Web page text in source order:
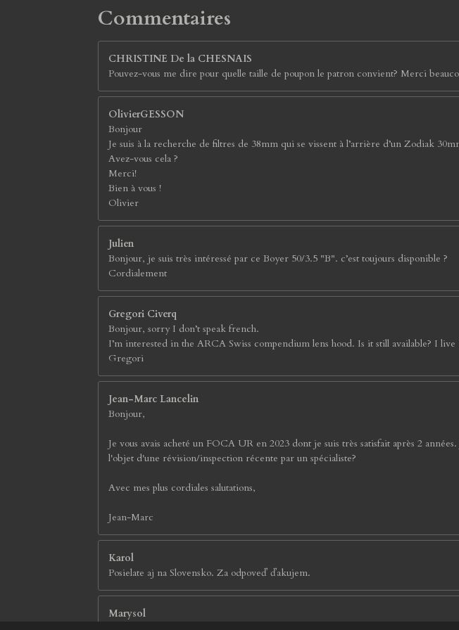
Commentaires
CHRISTINE De la CHESNAIS
Pouvez-vous me dire pour quelle taille de poupon le patron convient? Merci
OlivierGESSON
Bonjour
Je suis à la recherche de filtres de 38mm qui se vissent à l’arrière d’un Zodiak
Avez-vous cela ?
Merci!
Bien à vous !
Olivier
Julien
Bonjour, je suis très intéressé par ce Boyer 50/3.5 "B". c’est toujours disponible ?
Cordialement
Gregori Civerq
Bonjour, sorry I don’t speak french.
I’m interested in the ARCA Swiss compendium lens hood. Is it still available? I
Gregori
Jean-Marc Lancelin
Bonjour,
Je vous avais acheté un FOCA UR en 2023 dont je suis très satisfait après 2
l'objet d'une révision/inspection récente par un spécialiste?
Avec mes plus cordiales salutations,
Jean-Marc
Karol
Posielate aj na Slovensko. Za odpoveď ďakujem.
Marysol